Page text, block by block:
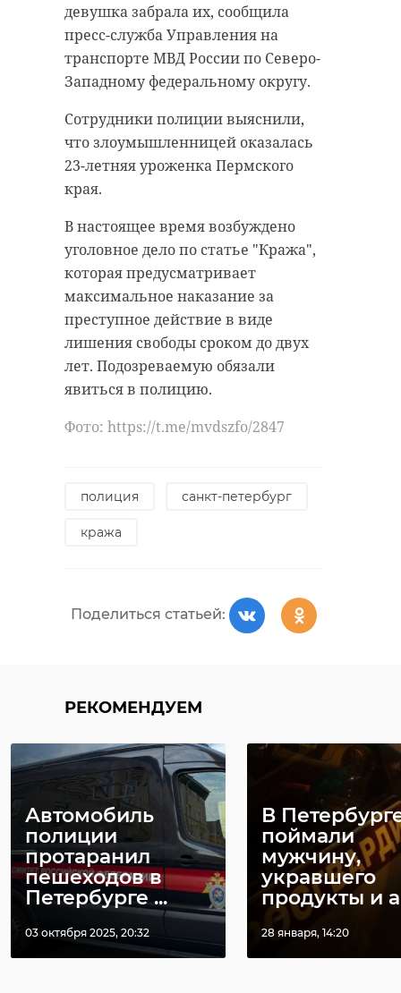
девушка забрала их, сообщила
пресс-служба Управления на
транспорте МВД России по Северо-
Западному федеральному округу.
Сотрудники полиции выяснили,
что злоумышленницей оказалась
23-летняя уроженка Пермского
края.
В настоящее время возбуждено
уголовное дело по статье "Кража",
которая предусматривает
максимальное наказание за
преступное действие в виде
лишения свободы сроком до двух
лет. Подозреваемую обязали
явиться в полицию.
Фото: https://t.me/mvdszfo/2847
полиция санкт-петербург
кража
Поделиться статьей:
РЕКОМЕНДУЕМ
Автомобиль
полиции
протаранил
пешеходов в
Петербурге ...
03 октября 2025, 20:32
В
поймали
мужчину,
укравшего
продукты и а
28 января, 14:20
"Собирайте друзей и
семью — ждем вас за
порцией зимнего
— говорится в
сообщении.
Горка будет работать со 2 по 11
января с 11:00 до 20:00. Вход на
площадку свободный.
Фото: https://ru.freepik.com/free-
photo/full-shot-kid-having-fun-
368b-452d-8fbf-
Поделиться статьей: